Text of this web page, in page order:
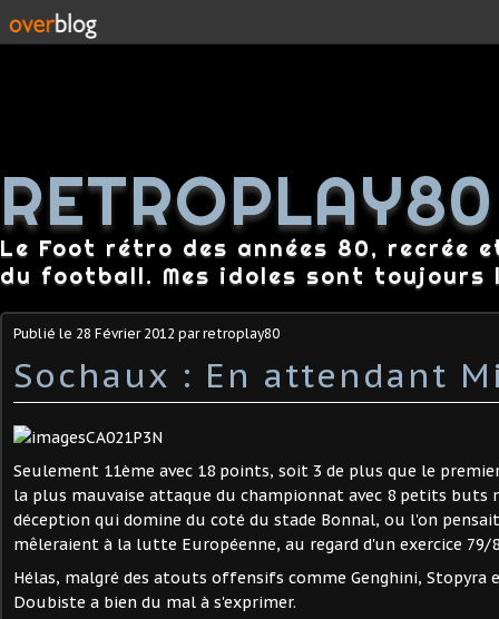
RETROPLAY80
Le Foot rétro des années 80, recrée
du football. Mes idoles sont toujours
Publié le 28 Février 2012 par retroplay80
Sochaux : En attendant
Seulement 11ème avec 18 points, soit 3 de plus que le
la plus mauvaise attaque du championnat avec 8 petits buts
déception qui domine du coté du stade Bonnal, ou l'on
mêleraient à la lutte Européenne, au regard d'un exercice 79/
Hélas, malgré des atouts offensifs comme Genghini, Stopyra
Doubiste a bien du mal à s'exprimer.